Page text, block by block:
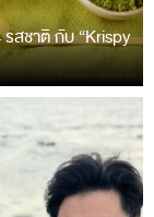
สชาติ กับ “Krispy